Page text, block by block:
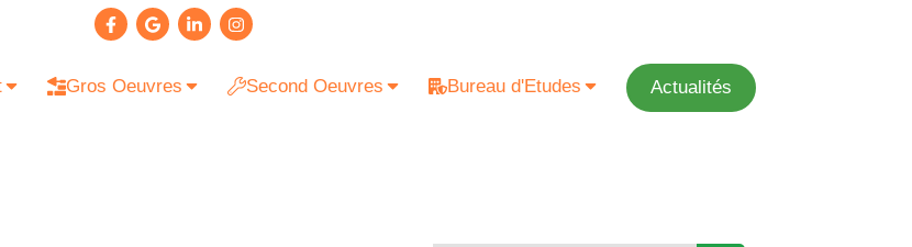
Gros Oeuvres Second Oeuvres Bureau d'Etudes Actualités